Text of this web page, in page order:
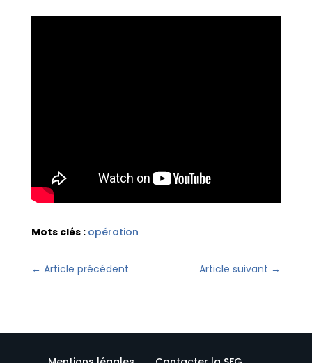
Mots clés : opération
← Article précédent Article suivant →